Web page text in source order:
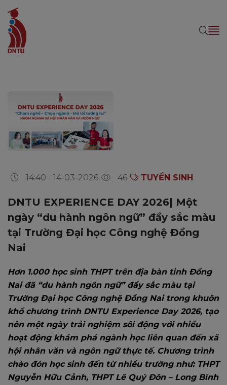
14:40 - 14-03-2026 46 TUYỂN SINH
DNTU EXPERIENCE DAY 2026| Một
ngày “du hành ngôn ngữ” đầy sắc màu
tại Trường Đại học Công nghệ Đồng
Nai
Hơn 1.000 học sinh THPT trên địa bàn tỉnh Đồng
Nai đã“du hành ngôn ngữ” đầy sắc màu tại
Trường Đại học Công nghệ Đồng Naitrong khuôn
khổ chương trình DNTU Experience Day 2026, tạo
nên một ngày trải nghiệm sôi động với nhiều
hoạt động khám phá ngành học liên quan đến xã
hội nhân văn và ngôn ngữ thực tế. Chương trình
chào đón học sinh đến từ nhiều trường như: THPT
Nguyễn Hữu Cảnh, THPT Lê Quý Đôn – Long Bình